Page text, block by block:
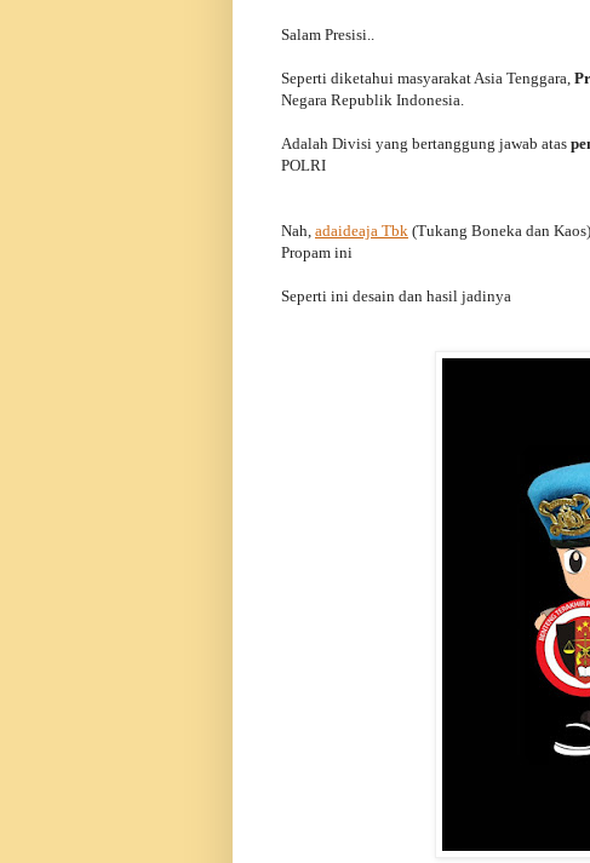
Salam Presisi..
Seperti diketahui masyarakat Asia Tenggara,
Negara Republik Indonesia.
Adalah Divisi yang bertanggung jawab atas
POLRI
Nah, adaideaja Tbk (Tukang Boneka dan
Propam ini
Seperti ini desain dan hasil jadinya